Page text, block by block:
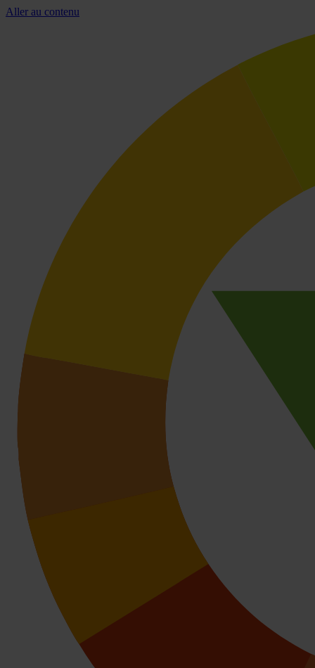
Aller au contenu